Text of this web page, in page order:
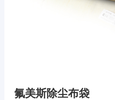
氟美斯除尘布袋